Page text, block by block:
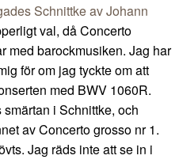
Schnittke av Johann
val, då Concerto
med barockmusiken. Jag har
för om jag tyckte om att
med BWV 1060R.
i Schnittke, och
av Concerto grosso nr 1.
Jag räds inte att se in i